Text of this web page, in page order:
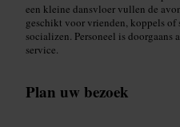
een kleine dansvloer vullen de
geschikt voor vrienden, koppels
socializen. Personeel is
service.
Plan uw bezoek